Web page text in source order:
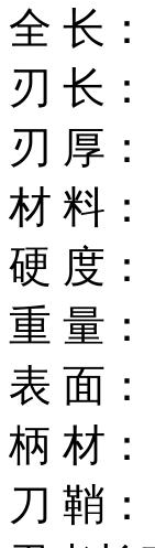
全 长：
刃 长
刃 厚
材 料
硬 度：
重 量
表 面
柄 材
刀 鞘